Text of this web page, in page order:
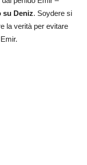
su Deniz. Soydere si
la verità per evitare